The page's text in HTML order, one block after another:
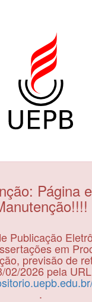
Página
Publicação
em
previsão de
02/2026 pela URL
.